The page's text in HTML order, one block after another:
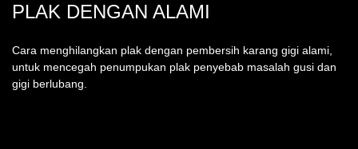
Cara menghilangkan plak dengan pembersih karang gigi alami,
untuk mencegah penumpukan plak penyebab masalah gusi dan
gigi berlubang.
PLAK DENGAN ALAMI